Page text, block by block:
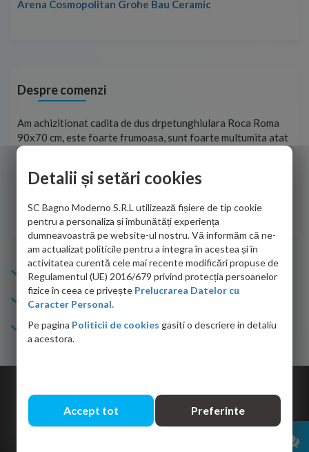
Arena Cosmopolitan Grohe Bau Ceramic
Despre comenzi
Am achizitionat cadita de dus drpetunghiulara Roca Roma
90x70 cm, este foarte frumoasa, sunt foarte multumita atat
de personalul firmei dvs. cu care am colaborat in obtinerea
adus coletul in siguranta.Numai bine, va doresc!
Sofrone Viviana -28.07.2026
Info Bagno
Cumparaturi
Suport clienti
Detalii și setări cookies
SC Bagno Moderno S.R.L utilizează fișiere de tip cookie
pentru a personaliza și îmbunătăți experiența
dumneavoastră pe website-ul nostru. Vă informăm că ne-
am actualizat politicile pentru a integra în acestea și în
activitatea curentă cele mai recente modificări propuse de
Regulamentul (UE) 2016/679 privind protecția persoanelor
fizice în ceea ce privește Prelucrarea Datelor cu
Caracter Personal.
Pe pagina Politicii de cookies gasiti o descriere in detaliu
a acestora.
Accept tot Preferinte